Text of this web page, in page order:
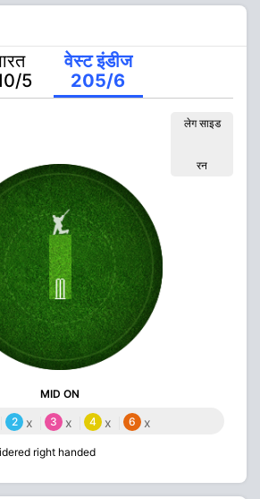
5
वेस्ट इंडीज
205/6
लेग साइड
रन
MID ON
2 x 3 x 4 x 6 x
right handed